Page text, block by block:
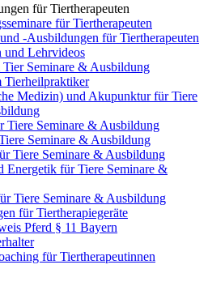
für Tiertherapeuten
für Tiertherapeuten
-Ausbildungen für Tiertherapeuten
und Lehrvideos
Seminare & Ausbildung
Tierheilpraktiker
Medizin) und Akupunktur für Tiere
Tiere Seminare & Ausbildung
Seminare & Ausbildung
Tiere Seminare & Ausbildung
Energetik für Tiere Seminare &
Tiere Seminare & Ausbildung
für Tiertherapiegeräte
Pferd § 11 Bayern
für Tiertherapeutinnen